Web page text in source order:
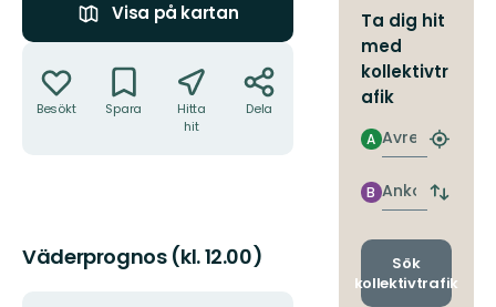
Visa på kartan
Besökt Spara
Hitta
hit
Dela
Väderprognos (kl. 12.00)
Ta dig hit
med
kollektivtr
afik
Avresa
A
Hitta
Ankomst
B
Byt
och
Sök
kollektivtrafik